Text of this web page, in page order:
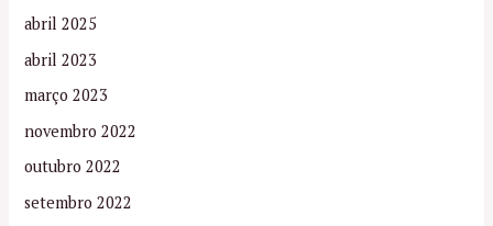
abril 2025
abril 2023
março 2023
novembro 2022
outubro 2022
setembro 2022